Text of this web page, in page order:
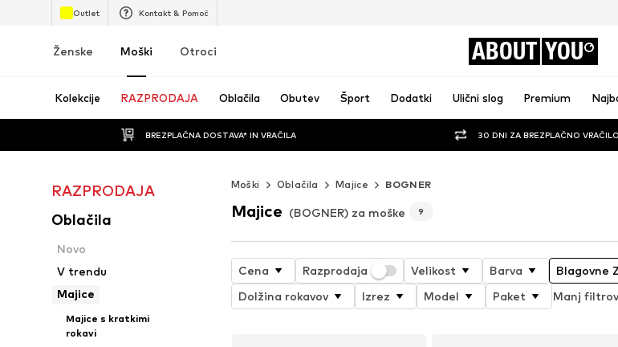
Outlet Kontakt & Pomoč
Ženske Moški Otroci ABOUT YOU
Kolekcije RAZPRODAJA Oblačila Obutev Šport Dodatki Ulični slog Premium
BREZPLAČNA DOSTAVA* IN VRAČILA 30 DNI ZA BREZPLAČNO VRAČILO
RAZPRODAJA
Oblačila
Novo
V trendu
Majice
Majice s kratkimi
rokavi
Moški Oblačila Majice BOGNER
Majice (BOGNER) za moške 9
Cena Razprodaja Velikost Barva Blagovne
Dolžina rokavov
Izrez Model Paket Manj filtrov